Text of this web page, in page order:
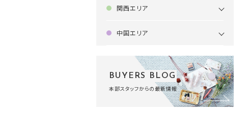
関西エリア
中国エリア
BUYERS BLOG
本部スタッフからの最新情報